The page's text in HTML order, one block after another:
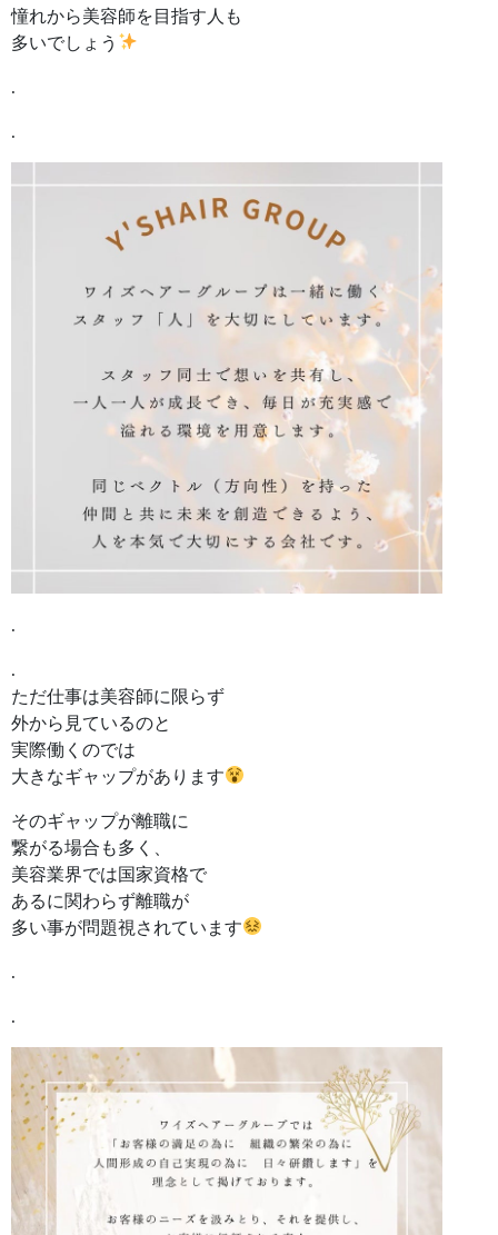
憧れから美容師を目指す人も
多いでしょう
ただ仕事は美容師に限らず
外から見ているのと
実際働くのでは
大きなギャップがあります
そのギャップが離職に
繋がる場合も多く、
美容業界では国家資格で
あるに関わらず離職が
多い事が問題視されています